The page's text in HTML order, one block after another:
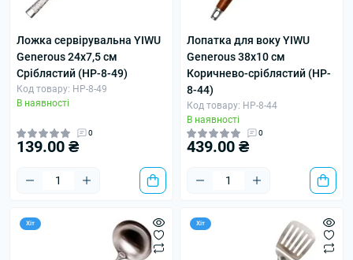
Ложка сервірувальна YIWU
Generous 24х7,5 см
Сріблястий (HP-8-49)
Код товару: HP-8-49
В наявності
0
139.00 ₴
Лопатка для воку YIWU
Generous 38х10 см
Коричнево-сріблястий (HP-
8-44)
Код товару: HP-8-44
В наявності
0
439.00 ₴
Хіт Хіт